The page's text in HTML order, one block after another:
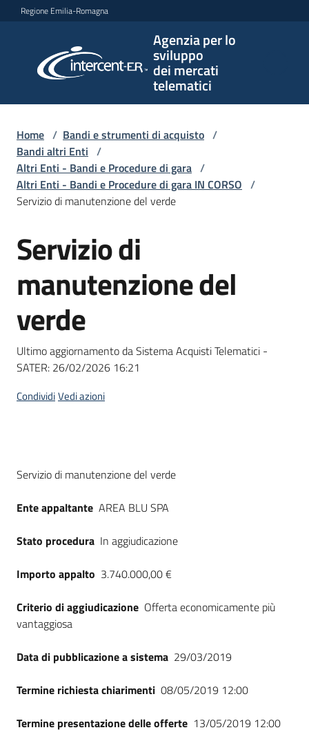
Vai al contenuto
Vai alla navigazione
Vai al footer
Regione Emilia-Romagna
Agenzia per lo
sviluppo
dei mercati
telematici
per lo
sviluppo
telematici
L'Agenzia
Bandi
strumenti
acquisto
Supporto
English
site
Seguici
Home / Bandi e strumenti di acquisto /
Bandi altri Enti /
Altri Enti - Bandi e Procedure di gara /
Altri Enti - Bandi e Procedure di gara IN CORSO /
Servizio di manutenzione del verde
Salta al contenuto
Servizio di
manutenzione del
verde
Ultimo aggiornamento da Sistema Acquisti Telematici -
SATER: 26/02/2026 16:21
CondividiVedi azioni
Dati del bando
Servizio di manutenzione del verde
Ente appaltante AREA BLU SPA
Stato procedura In aggiudicazione
Importo appalto 3.740.000,00 €
Criterio di aggiudicazione Offerta economicamente più
vantaggiosa
Data di pubblicazione a sistema 29/03/2019
Termine richiesta chiarimenti 08/05/2019 12:00
Termine presentazione delle offerte 13/05/2019 12:00